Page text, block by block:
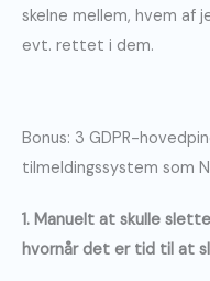
skelne mellem, hvem af
evt. rettet i dem.
Bonus: 3 GDPR-
tilmeldingssystem som
1. Manuelt at skulle
hvornår det er tid til at